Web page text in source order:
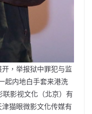
，举报狱中罪犯与监
起内地白手套来港洗
联影视文化（北京）有
猫眼微影文化传媒有